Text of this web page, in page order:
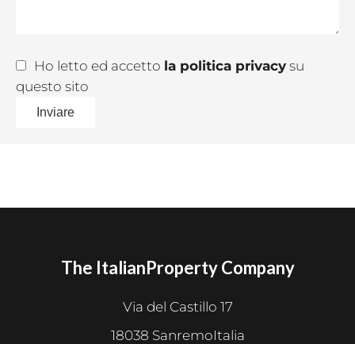
Ho letto ed accetto la politica privacy su
questo sito
Inviare
The ItalianProperty Company
Via del Castillo 17
18038 SanremoItalia